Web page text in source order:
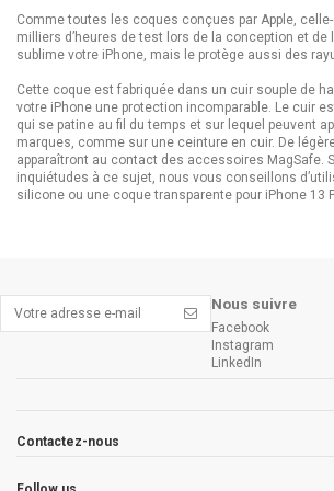
Comme toutes les coques conçues par Apple,
milliers d’heures de test lors de la conception et de
sublime votre iPhone, mais le protège aussi des
Cette coque est fabriquée dans un cuir souple de
votre iPhone une protection incomparable. Le cuir
qui se patine au fil du temps et sur lequel peuvent
marques, comme sur une ceinture en cuir. De
apparaîtront au contact des accessoires MagSafe.
inquiétudes à ce sujet, nous vous conseillons
silicone ou une coque transparente pour iPhone 13
Nous suivre
Facebook
Instagram
LinkedIn
Contactez-nous